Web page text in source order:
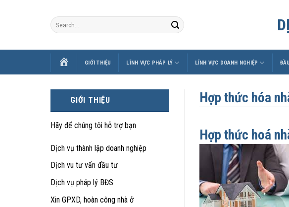
TRANGGIỚI THIỆU LĨNH VỰC PHÁP LÝ LĨNH VỰC DOANH NGHIỆP
GIỚI THIỆU
Hãy để chúng tôi hỗ trợ bạn
Dịch vụ thành lập doanh nghiệp
Dịch vu tư vấn đầu tư
Dịch vụ pháp lý BĐS
Xin GPXD, hoàn công nhà ở
Hợp thức hóa
Hợp thức hoá